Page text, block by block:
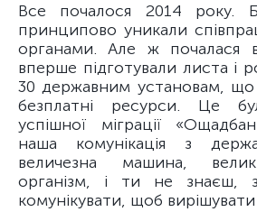
Все почалося 2014
принципово уникали
органами. Але ж почалася
вперше підготували листа і
30 державним установам,
безплатні ресурси. Це
успішної міграції
наша комунікація з
величезна машина,
організм, і ти не знаєш,
комунікувати, щоб